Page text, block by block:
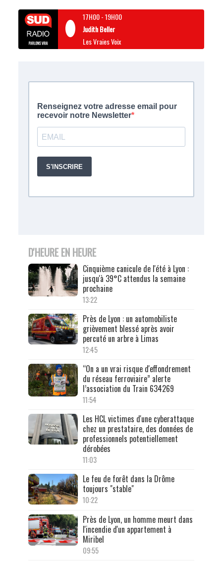
17H00-19H00
Judith Beller
Les Vraies Voix
D'HEURE EN HEURE
Cinquième canicule de l'été à Lyon :
jusqu'à 39°C attendus la semaine
prochaine
13:22
Près de Lyon : un automobiliste
grièvement blessé après avoir
percuté un arbre à Limas
12:45
“On a un vrai risque d'effondrement
du réseau ferroviaire” alerte
l’association du Train 634269
11:54
Les HCL victimes d'une cyberattaque
chez un prestataire, des données de
professionnels potentiellement
dérobées
11:03
Le feu de forêt dans la Drôme
toujours "stable"
10:22
Près de Lyon, un homme meurt dans
l'incendie d'un appartement à
Miribel
09:55